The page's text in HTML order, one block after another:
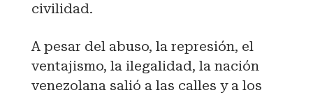
civilidad.
A pesar del abuso, la represión, el
ventajismo, la ilegalidad, la nación
venezolana salió a las calles y a los